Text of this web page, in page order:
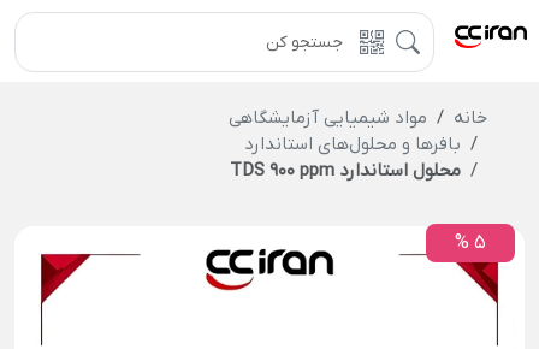
خانه
مواد شیمیایی آزمایشگاهی
بافرها و محلول‌های استاندارد
محلول استاندارد TDS 900 ppm
5 %